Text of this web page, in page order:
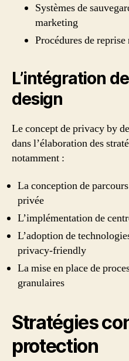
Systèmes de
marketing
Procédures de
L’intégration
design
Le concept de privacy by
dans l’élaboration des
notamment :
La conception de
privée
L’implémentation de
L’adoption de
privacy-friendly
La mise en place de
granulaires
Stratégies
protection